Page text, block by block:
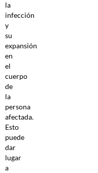
la
infección
y
su
expansión
en
el
cuerpo
de
la
persona
afectada.
Esto
puede
dar
lugar
a